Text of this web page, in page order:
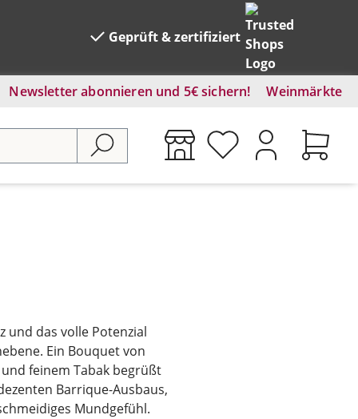
Geprüft & zertifiziert
Newsletter abonnieren und 5€ sichern! Weinmärkte
und das volle Potenzial
Ein Bouquet von
feinem Tabak begrüßt
Barrique-Ausbaus,
Mundgefühl.